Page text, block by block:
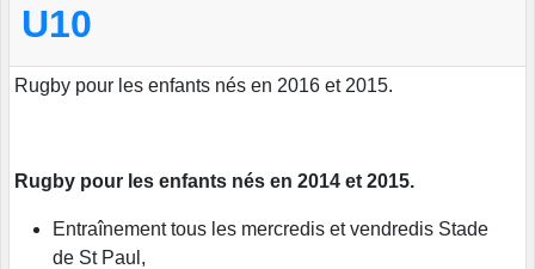
U10
Rugby pour les enfants nés en 2016 et 2015.
Rugby pour les enfants nés en 2014 et 2015.
Entraînement tous les mercredis et vendredis Stade
de St Paul,